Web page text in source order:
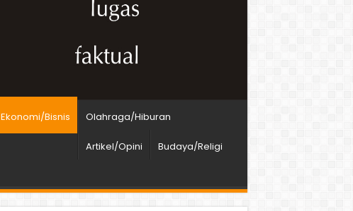
Ekonomi/Bisnis Olahraga/Hiburan
Artikel/Opini Budaya/Religi